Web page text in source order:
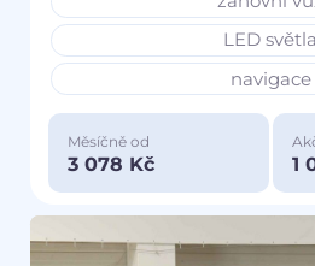
LED světla
navigace
Měsíčně od
3 078 Kč 1